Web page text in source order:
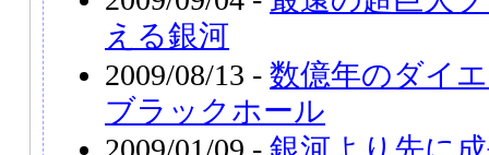
える銀河
2009/08/13 - 数億年のダイ
ブラックホール